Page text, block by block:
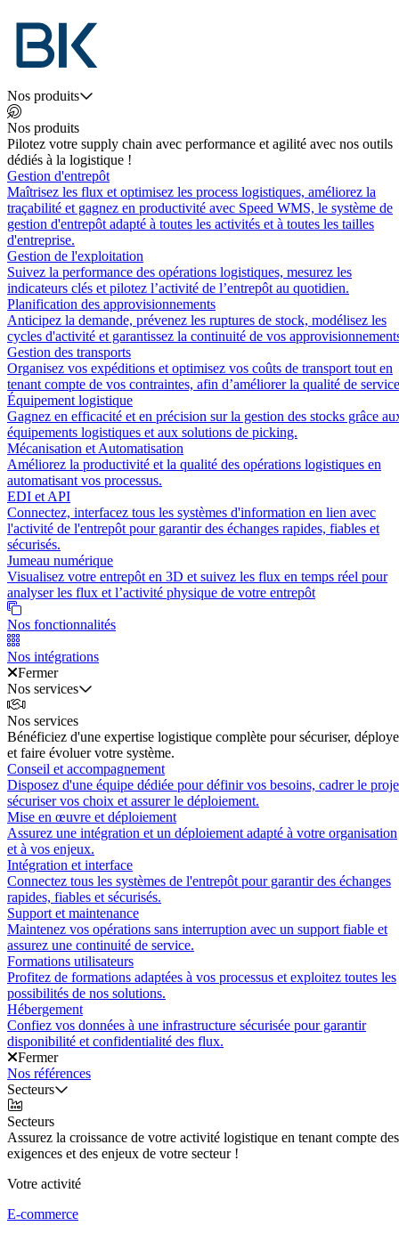
Nos produits
Nos produits
Pilotez votre supply chain avec performance et agilité avec nos outils
dédiés à la logistique !
Gestion d'entrepôt
Maîtrisez les flux et optimisez les process logistiques, améliorez la
traçabilité et gagnez en productivité avec Speed WMS, le système de
gestion d'entrepôt adapté à toutes les activités et à toutes les tailles
d'entreprise.
Gestion de l'exploitation
Suivez la performance des opérations logistiques, mesurez les
indicateurs clés et pilotez l’activité de l’entrepôt au quotidien.
Planification des approvisionnements
Anticipez la demande, prévenez les ruptures de stock, modélisez les
cycles d'activité et garantissez la continuité de vos
Gestion des transports
Organisez vos expéditions et optimisez vos coûts de transport tout en
tenant compte de vos contraintes, afin d’améliorer la qualité de
Équipement logistique
Gagnez en efficacité et en précision sur la gestion des stocks grâce
équipements logistiques et aux solutions de picking.
Mécanisation et Automatisation
Améliorez la productivité et la qualité des opérations logistiques en
automatisant vos processus.
EDI et API
Connectez, interfacez tous les systèmes d'information en lien avec
l'activité de l'entrepôt pour garantir des échanges rapides, fiables et
sécurisés.
Jumeau numérique
Visualisez votre entrepôt en 3D et suivez les flux en temps réel pour
analyser les flux et l’activité physique de votre entrepôt
Nos fonctionnalités
Nos intégrations
Fermer
Nos services
Nos services
Bénéficiez d'une expertise logistique complète pour sécuriser,
et faire évoluer votre système.
Conseil et accompagnement
Disposez d'une équipe dédiée pour définir vos besoins, cadrer le
sécuriser vos choix et assurer le déploiement.
Mise en œuvre et déploiement
Assurez une intégration et un déploiement adapté à votre organisation
et à vos enjeux.
Intégration et interface
Connectez tous les systèmes de l'entrepôt pour garantir des échanges
rapides, fiables et sécurisés.
Support et maintenance
Maintenez vos opérations sans interruption avec un support fiable et
assurez une continuité de service.
Formations utilisateurs
Profitez de formations adaptées à vos processus et exploitez toutes les
possibilités de nos solutions.
Hébergement
Confiez vos données à une infrastructure sécurisée pour garantir
disponibilité et confidentialité des flux.
Fermer
Nos références
Secteurs
Secteurs
Assurez la croissance de votre activité logistique en tenant compte des
exigences et des enjeux de votre secteur !
Votre activité
E-commerce